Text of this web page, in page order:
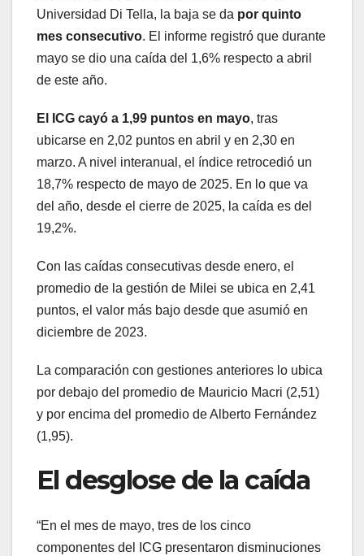
Universidad Di Tella, la baja se da por quinto
mes consecutivo. El informe registró que durante
mayo se dio una caída del 1,6% respecto a abril
de este año.
El ICG cayó a 1,99 puntos en mayo, tras
ubicarse en 2,02 puntos en abril y en 2,30 en
marzo. A nivel interanual, el índice retrocedió un
18,7% respecto de mayo de 2025. En lo que va
del año, desde el cierre de 2025, la caída es del
19,2%.
Con las caídas consecutivas desde enero, el
promedio de la gestión de Milei se ubica en 2,41
puntos, el valor más bajo desde que asumió en
diciembre de 2023.
La comparación con gestiones anteriores lo ubica
por debajo del promedio de Mauricio Macri (2,51)
y por encima del promedio de Alberto Fernández
(1,95).
El desglose de la caída
“En el mes de mayo, tres de los cinco
componentes del ICG presentaron disminuciones